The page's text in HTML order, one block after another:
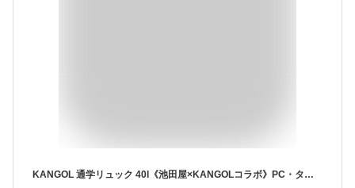
KANGOL 通学リュック 40l《池田屋×KANGOLコラボ》PC・タブレット収納対応 男女兼用 中学生 高校生 大学生 部活 アウトドア 大容量 大きめ 丈夫 男子 女子 レディース メンズ 2層式 黒 カンゴール デイパック バックパック プレゼント ギフト 入学【あす楽対応】